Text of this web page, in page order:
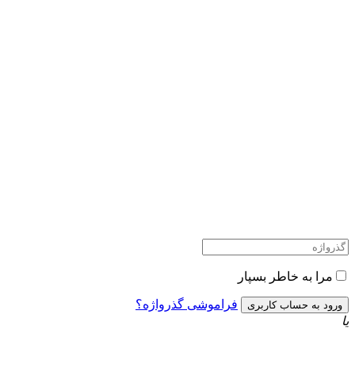
مرا به خاطر بسپار
فراموشی گذرواژه؟
یا